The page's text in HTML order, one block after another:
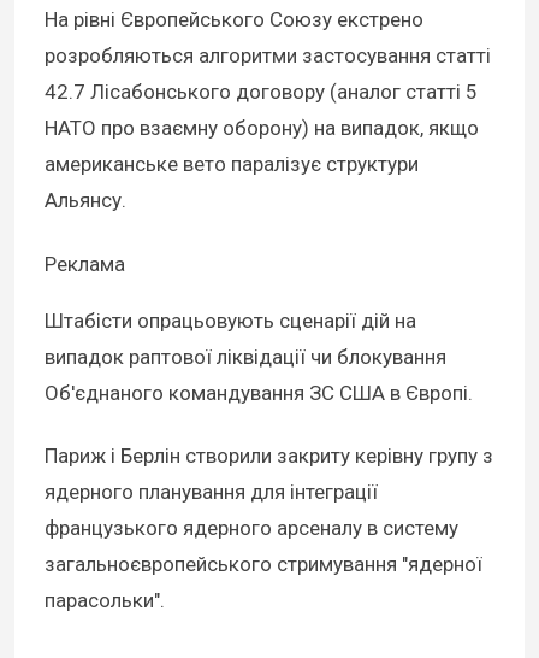
На рівні Європейського Союзу екстрено
розробляються алгоритми застосування статті
42.7 Лісабонського договору (аналог статті 5
НАТО про взаємну оборону) на випадок, якщо
американське вето паралізує структури
Альянсу.
Реклама
Штабісти опрацьовують сценарії дій на
випадок раптової ліквідації чи блокування
Об'єднаного командування ЗС США в Європі.
Париж і Берлін створили закриту керівну групу з
ядерного планування для інтеграції
французького ядерного арсеналу в систему
загальноєвропейського стримування "ядерної
парасольки".